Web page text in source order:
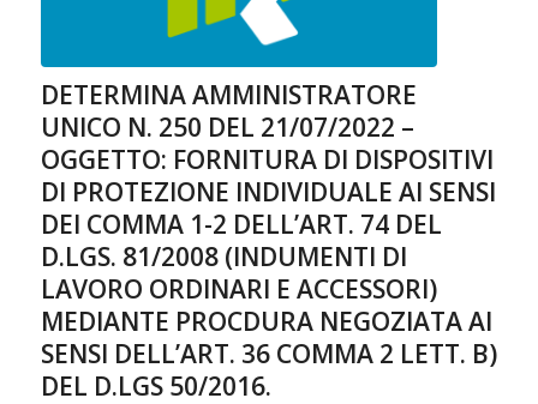
DETERMINA AMMINISTRATORE
UNICO N. 250 DEL 21/07/2022 –
OGGETTO: FORNITURA DI DISPOSITIVI
DI PROTEZIONE INDIVIDUALE AI SENSI
DEI COMMA 1-2 DELL’ART. 74 DEL
D.LGS. 81/2008 (INDUMENTI DI
LAVORO ORDINARI E ACCESSORI)
MEDIANTE PROCDURA NEGOZIATA AI
SENSI DELL’ART. 36 COMMA 2 LETT. B)
DEL D.LGS 50/2016.